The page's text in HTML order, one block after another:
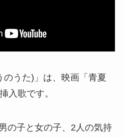
のうた)」は、映画「青夏
入歌です。
の子と女の子、2人の気持